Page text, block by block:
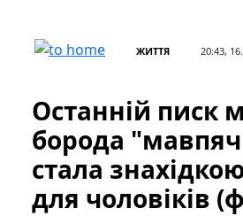
ЖИТТЯ 20:43,
Останній писк
борода
стала
для чоловіків